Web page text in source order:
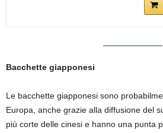
Bacchette giapponesi
Le bacchette giapponesi sono
Europa, anche grazie alla diffusione del
più corte delle cinesi e hanno una punta